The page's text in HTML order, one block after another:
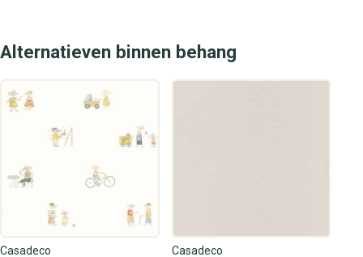
Alternatieven binnen behang
Casadeco Casadeco